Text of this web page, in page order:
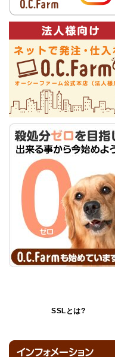
SSLとは?